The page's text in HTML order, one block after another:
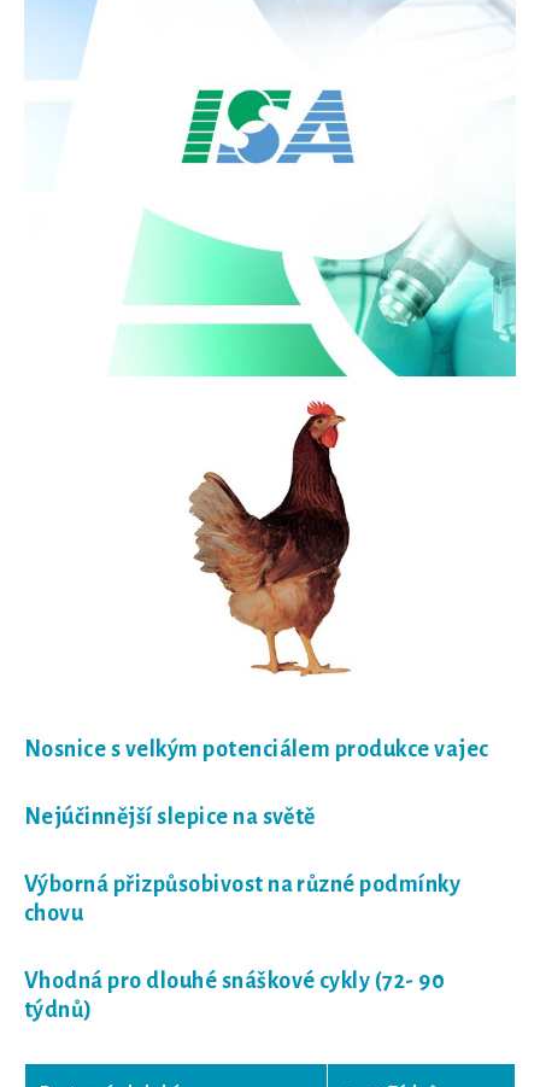
Nosnice s velkým potenciálem produkce vajec
Nejúčinnější slepice na světě
Výborná přizpůsobivost na různé podmínky
chovu
Vhodná pro dlouhé snáškové cykly (72- 90
týdnů)